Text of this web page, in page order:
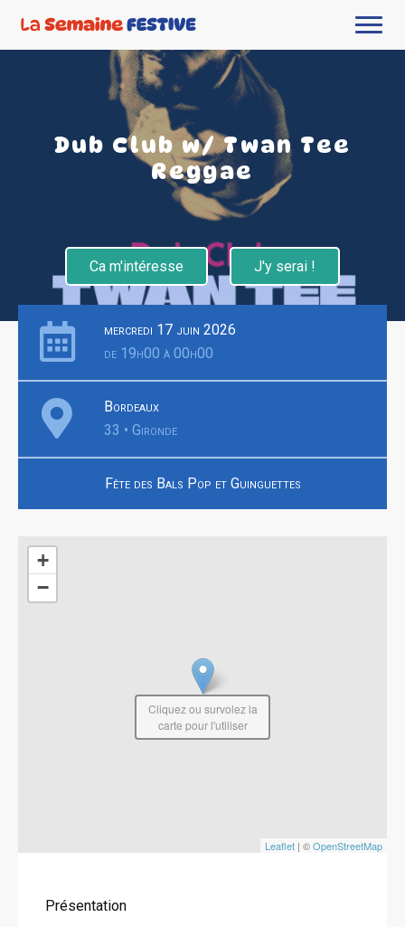
Dub Club w/ Twan Tee
Reggae
Ca m'intéresse J'y serai !
mercredi 17 juin 2026
de 19h00 à 00h00
Bordeaux
33 • Gironde
Fête des Bals Pop et Guinguettes
+
−
Leaflet | ©OpenStreetMap
Cliquez ou survolez la
carte pour l'utiliser
Présentation